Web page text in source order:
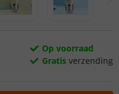
Op voorraad
Gratis verzending